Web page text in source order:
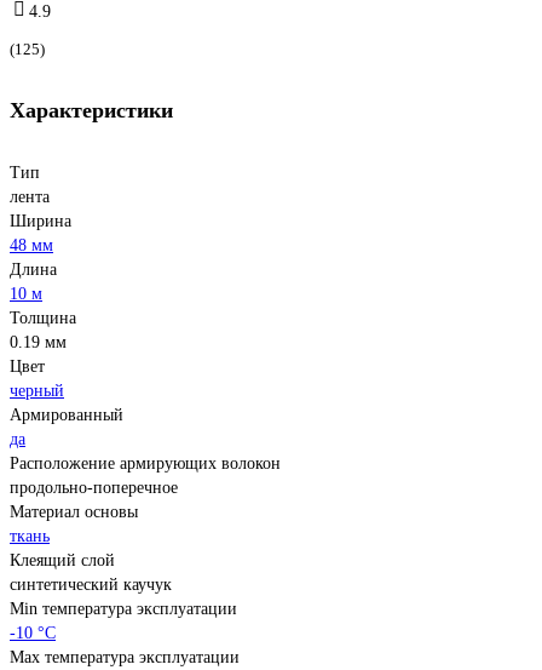
4.9
(125)
Характеристики
Тип
лента
Ширина
48 мм
Длина
10 м
Толщина
0.19 мм
Цвет
черный
Армированный
да
Расположение армирующих волокон
продольно-поперечное
Материал основы
ткань
Клеящий слой
синтетический каучук
Min температура эксплуатации
-10 °С
Max температура эксплуатации